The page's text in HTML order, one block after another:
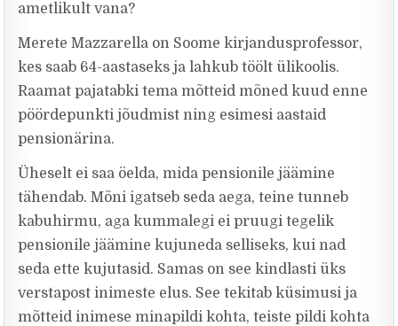
ametlikult vana?
Merete Mazzarella on Soome kirjandusprofessor,
kes saab 64-aastaseks ja lahkub töölt ülikoolis.
Raamat pajatabki tema mõtteid mõned kuud enne
pöördepunkti jõudmist ning esimesi aastaid
pensionärina.
Üheselt ei saa öelda, mida pensionile jäämine
tähendab. Mõni igatseb seda aega, teine tunneb
kabuhirmu, aga kummalegi ei pruugi tegelik
pensionile jäämine kujuneda selliseks, kui nad
seda ette kujutasid. Samas on see kindlasti üks
verstapost inimeste elus. See tekitab küsimusi ja
mõtteid inimese minapildi kohta, teiste pildi kohta